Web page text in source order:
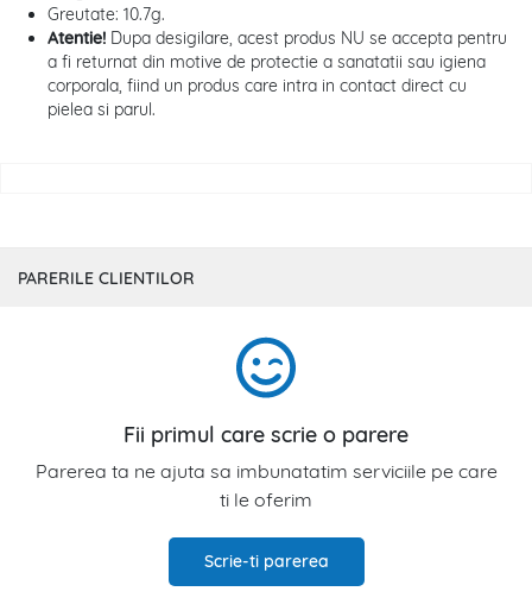
Greutate: 10.7g.
Atentie! Dupa desigilare, acest produs NU se accepta pentru
a fi returnat din motive de protectie a sanatatii sau igiena
corporala, fiind un produs care intra in contact direct cu
pielea si parul.
PARERILE CLIENTILOR
Fii primul care scrie o parere
Parerea ta ne ajuta sa imbunatatim serviciile pe care
ti le oferim
Scrie-ti parerea